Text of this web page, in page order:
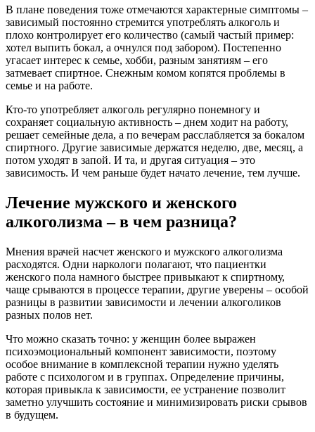
В плане поведения тоже отмечаются характерные симптомы –
зависимый постоянно стремится употреблять алкоголь и
плохо контролирует его количество (самый частый пример:
хотел выпить бокал, а очнулся под забором). Постепенно
угасает интерес к семье, хобби, разным занятиям – его
затмевает спиртное. Снежным комом копятся проблемы в
семье и на работе.
Кто-то употребляет алкоголь регулярно понемногу и
сохраняет социальную активность – днем ходит на работу,
решает семейные дела, а по вечерам расслабляется за бокалом
спиртного. Другие зависимые держатся неделю, две, месяц, а
потом уходят в запой. И та, и другая ситуация – это
зависимость. И чем раньше будет начато лечение, тем лучше.
Лечение мужского и женского
алкоголизма – в чем разница?
Мнения врачей насчет женского и мужского алкоголизма
расходятся. Одни наркологи полагают, что пациентки
женского пола намного быстрее привыкают к спиртному,
чаще срываются в процессе терапии, другие уверены – особой
разницы в развитии зависимости и лечении алкоголиков
разных полов нет.
Что можно сказать точно: у женщин более выражен
психоэмоциональный компонент зависимости, поэтому
особое внимание в комплексной терапии нужно уделять
работе с психологом и в группах. Определение причины,
которая привыкла к зависимости, ее устранение позволит
заметно улучшить состояние и минимизировать риски срывов
в будущем.